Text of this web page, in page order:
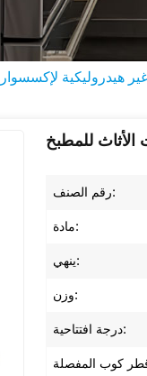
هيدروليكية
للمطبخ
رقم الصنف:
مادة:
ينهي:
وزن:
درجة افتتاحية: